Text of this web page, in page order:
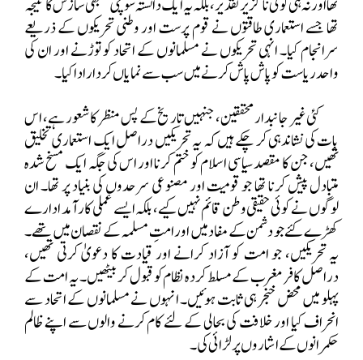
تھا جسے استعماری طاقتوں نے قوم پرست اور وطنی تحریکوں کے ذریعے
سرانجام کیا۔ انہی تحریکوں نے مسلمانوں کے اتحاد کو توڑنے اور ان کی
واحد ریاست کو پاش پاش کرنے میں سب سے نمایاں کردار ادا کیا۔
کئی غیر جانبدار محققین، جنہیں تاریخ کے پس منظر کا شعور ہے، اس
بات کی نشاندہی کر چکے ہیں کہ یہ تحریکیں دراصل ایک استعماری تخلیق
تھیں، جن کا مقصد سیاسی اسلام کو ختم کرنا اور اس کی جگہ ایک مسخ شدہ
متبادل پیش کرنا تھا جو قومیت اور مصنوعی سرحدوں کی بنیاد پر تھا۔ ان
لوگوں نے کوئی حقیقی وطن قائم نہیں کیے، بلکہ ایسے عملی کارآمد ادارے
کھڑے کئے جو دشمن کے مفاد میں اور امتِ مسلمہ کے نقصان میں تھے۔
یہ تحریکیں، جو امت کو آزاد کرانے اور قیادت کا دعویٰ کرتی تھیں،
دراصل کافر مغرب کے مسلط کردہ نظام کو قبول کر بیٹھیں۔ یہ امت کے
پہلو میں محض خنجر ہی ثابت ہوئیں۔ انہوں نے مسلمانوں کے اتحاد سے
انحراف کیا اور خلافت کی بحالی کے لئے کام کرنے والوں سے اپنے ظالم
حکمرانوں کے اشاروں پر لڑائی کی۔